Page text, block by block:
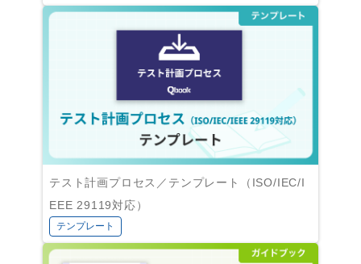
テスト計画プロセス／テンプレート（ISO/IEC/I
EEE 29119対応）
テンプレート